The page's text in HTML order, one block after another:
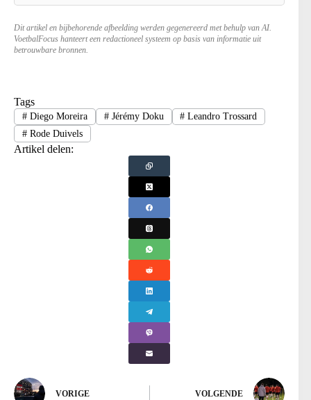
Dit artikel en bijbehorende afbeelding werden gegenereerd met behulp van AI.
VoetbalFocus hanteert een redactioneel systeem op basis van informatie uit
betrouwbare bronnen.
Tags
#Diego Moreira #Jérémy Doku # Leandro Trossard
#Rode Duivels
Artikel delen:
VORIGE VOLGENDE